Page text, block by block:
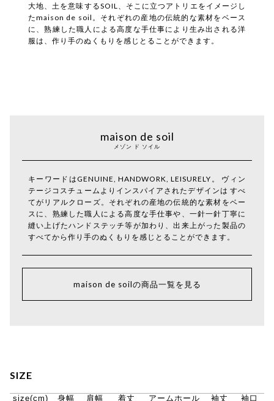
大地、土を意味するSOIL、そこに立つアトリエをイメージし
たmaison de soil。それぞれの産地の伝統的な素材をベース
に、熟練した職人による高度な手仕事により生み出される洋
服は、作り手のぬくもりを感じとることができます。
maison de soil
メゾン ド ソイル
キーワードはGENUINE, HANDWORK, LEISURELY。 ヴィン
テージコスチュームよりインスパイアされたデザインは すべ
てがリアルクローズ。それぞれの産地の伝統的な素材をベー
スに、熟練した職人による高度な手仕事や、一針一針丁寧に
縫い上げたハンドステッチ等が加わり、出来上がった製品の
すべてから作り手のぬくもりを感じとることができます。
maison de soilの商品一覧を見る
SIZE
size(cm) 身幅 肩幅 着丈 アームホール 袖丈 袖口